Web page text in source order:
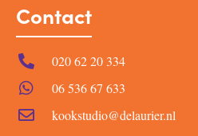
Contact
020 62 20 334
06 536 67 633
kookstudio@delaurier.nl